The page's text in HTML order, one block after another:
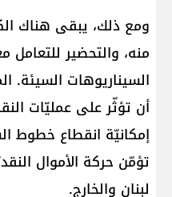
ومع ذلك، يبقى هناك
منه، والتحضير
السيناريوهات السيئة.
أن تؤثّر على عمليّات
إمكانيّة انقطاع خطوط
تؤمّن حركة الأموال
لبنان والخارج.